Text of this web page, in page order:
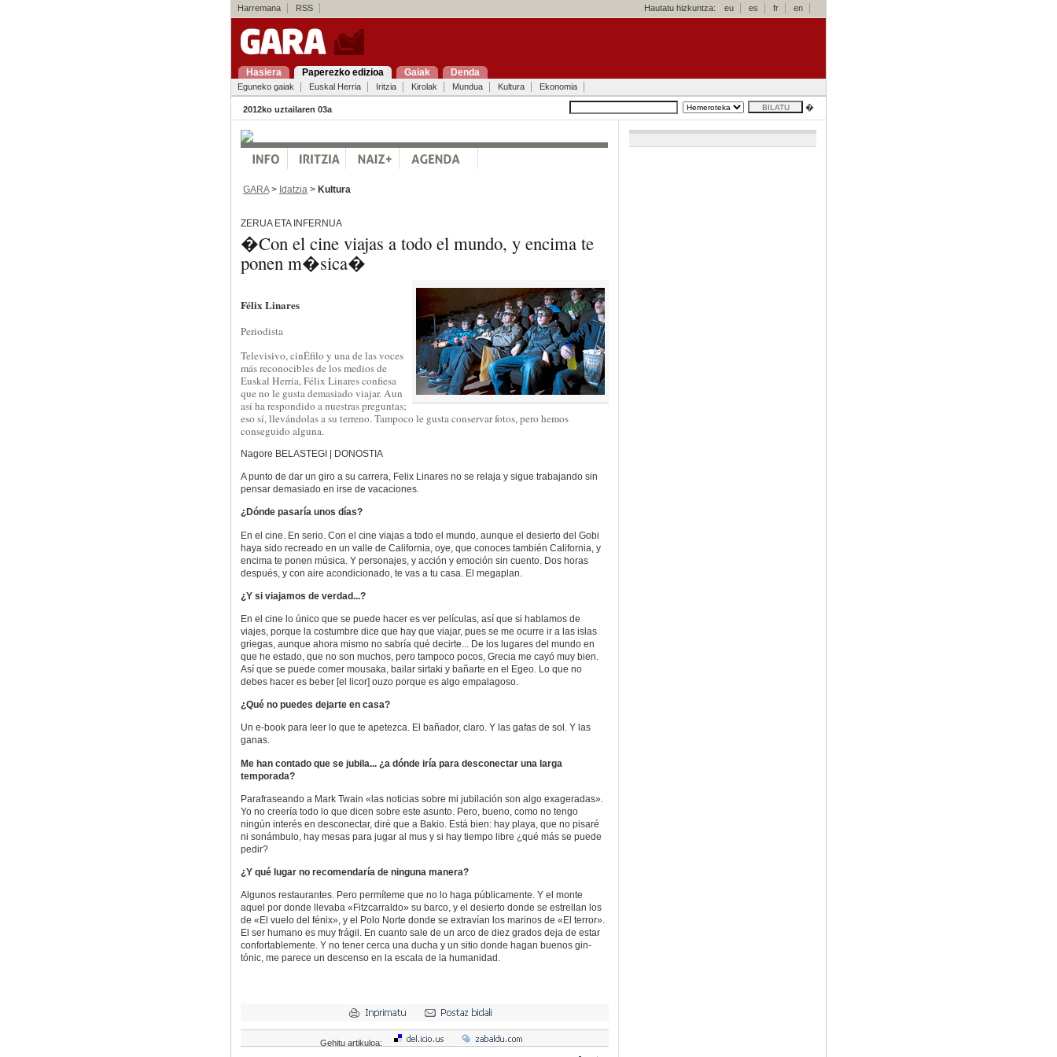
Harremana RSS Hautatu hizkuntza: eu es fr en
Hasiera Paperezko edizioa Gaiak Denda
Eguneko gaiak Euskal Herria Iritzia Kirolak Mundua Kultura Ekonomia
2012ko uztailaren 03a �
GARA> Idatzia > Kultura
ZERUA ETA INFERNUA
�Con el cine viajas a todo el mundo, y encima te
ponen m�sica�
Félix Linares
Periodista
Televisivo, cinÉfilo y una de las voces
más reconocibles de los medios de
Euskal Herria, Félix Linares confiesa
que no le gusta demasiado viajar. Aun
así ha respondido a nuestras preguntas;
eso sí, llevándolas a su terreno. Tampoco le gusta conservar fotos, pero hemos
conseguido alguna.
Nagore BELASTEGI | DONOSTIA
A punto de dar un giro a su carrera, Felix Linares no se relaja y sigue trabajando sin
pensar demasiado en irse de vacaciones.
¿Dónde pasaría unos días?
En el cine. En serio. Con el cine viajas a todo el mundo, aunque el desierto del Gobi
haya sido recreado en un valle de California, oye, que conoces también California, y
encima te ponen música. Y personajes, y acción y emoción sin cuento. Dos horas
después, y con aire acondicionado, te vas a tu casa. El megaplan.
¿Y si viajamos de verdad...?
En el cine lo único que se puede hacer es ver películas, así que si hablamos de
viajes, porque la costumbre dice que hay que viajar, pues se me ocurre ir a las islas
griegas, aunque ahora mismo no sabría qué decirte... De los lugares del mundo en
que he estado, que no son muchos, pero tampoco pocos, Grecia me cayó muy bien.
Así que se puede comer mousaka, bailar sirtaki y bañarte en el Egeo. Lo que no
debes hacer es beber [el licor] ouzo porque es algo empalagoso.
¿Qué no puedes dejarte en casa?
Un e-book para leer lo que te apetezca. El bañador, claro. Y las gafas de sol. Y las
ganas.
Me han contado que se jubila... ¿a dónde iría para desconectar una larga
temporada?
Parafraseando a Mark Twain «las noticias sobre mi jubilación son algo exageradas».
Yo no creería todo lo que dicen sobre este asunto. Pero, bueno, como no tengo
ningún interés en desconectar, diré que a Bakio. Está bien: hay playa, que no pisaré
ni sonámbulo, hay mesas para jugar al mus y si hay tiempo libre ¿qué más se puede
pedir?
¿Y qué lugar no recomendaría de ninguna manera?
Algunos restaurantes. Pero permíteme que no lo haga públicamente. Y el monte
aquel por donde llevaba «Fitzcarraldo» su barco, y el desierto donde se estrellan los
de «El vuelo del fénix», y el Polo Norte donde se extravían los marinos de «El terror».
El ser humano es muy frágil. En cuanto sale de un arco de diez grados deja de estar
confortablemente. Y no tener cerca una ducha y un sitio donde hagan buenos gin-
tónic, me parece un descenso en la escala de la humanidad.
Gehitu artikuloa: